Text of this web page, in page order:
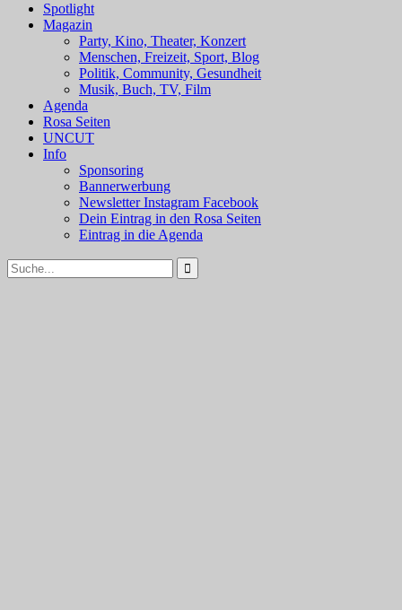
Spotlight
Magazin
Party, Kino, Theater, Konzert
Menschen, Freizeit, Sport, Blog
Politik, Community, Gesundheit
Musik, Buch, TV, Film
Agenda
Rosa Seiten
UNCUT
Info
Sponsoring
Bannerwerbung
Newsletter Instagram Facebook
Dein Eintrag in den Rosa Seiten
Eintrag in die Agenda